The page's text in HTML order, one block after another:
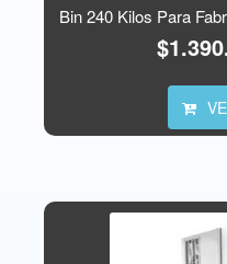
Bin 240 Kilos Para